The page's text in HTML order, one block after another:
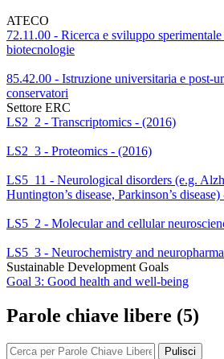
ATECO
72.11.00 - Ricerca e sviluppo
biotecnologie
85.42.00 - Istruzione universitaria e post-
conservatori
Settore ERC
LS2_2 - Transcriptomics - (2016)
LS2_3 - Proteomics - (2016)
LS5_11 - Neurological disorders (e.g.
Huntington’s disease, Parkinson’s
LS5_2 - Molecular and cellular
LS5_3 - Neurochemistry and
Sustainable Development Goals
Goal 3: Good health and well-being
Parole chiave libere (5)
Pulisci